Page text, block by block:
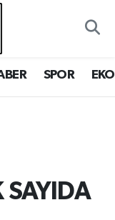
SPOR
SAYIDA